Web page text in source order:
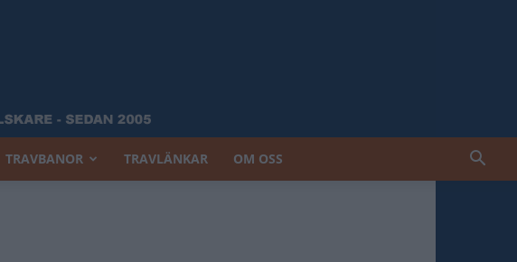
TRAVBANOR TRAVLÄNKAR OM OSS